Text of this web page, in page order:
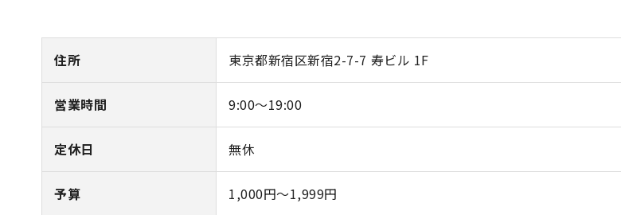
住所 東京都新宿区新宿2-7-7 寿ビル 1F
営業時間 9:00～19:00
定休日 無休
予算 1,000円～1,999円